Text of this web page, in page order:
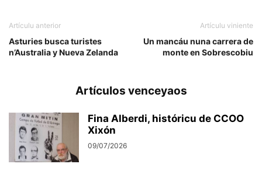
Artículu anterior
Asturies busca turistes
n’Australia y Nueva Zelanda
Artículu viniente
Un mancáu nuna carrera de
monte en Sobrescobiu
Artículos venceyaos
Fina Alberdi, históricu de CCOO
Xixón
09/07/2026